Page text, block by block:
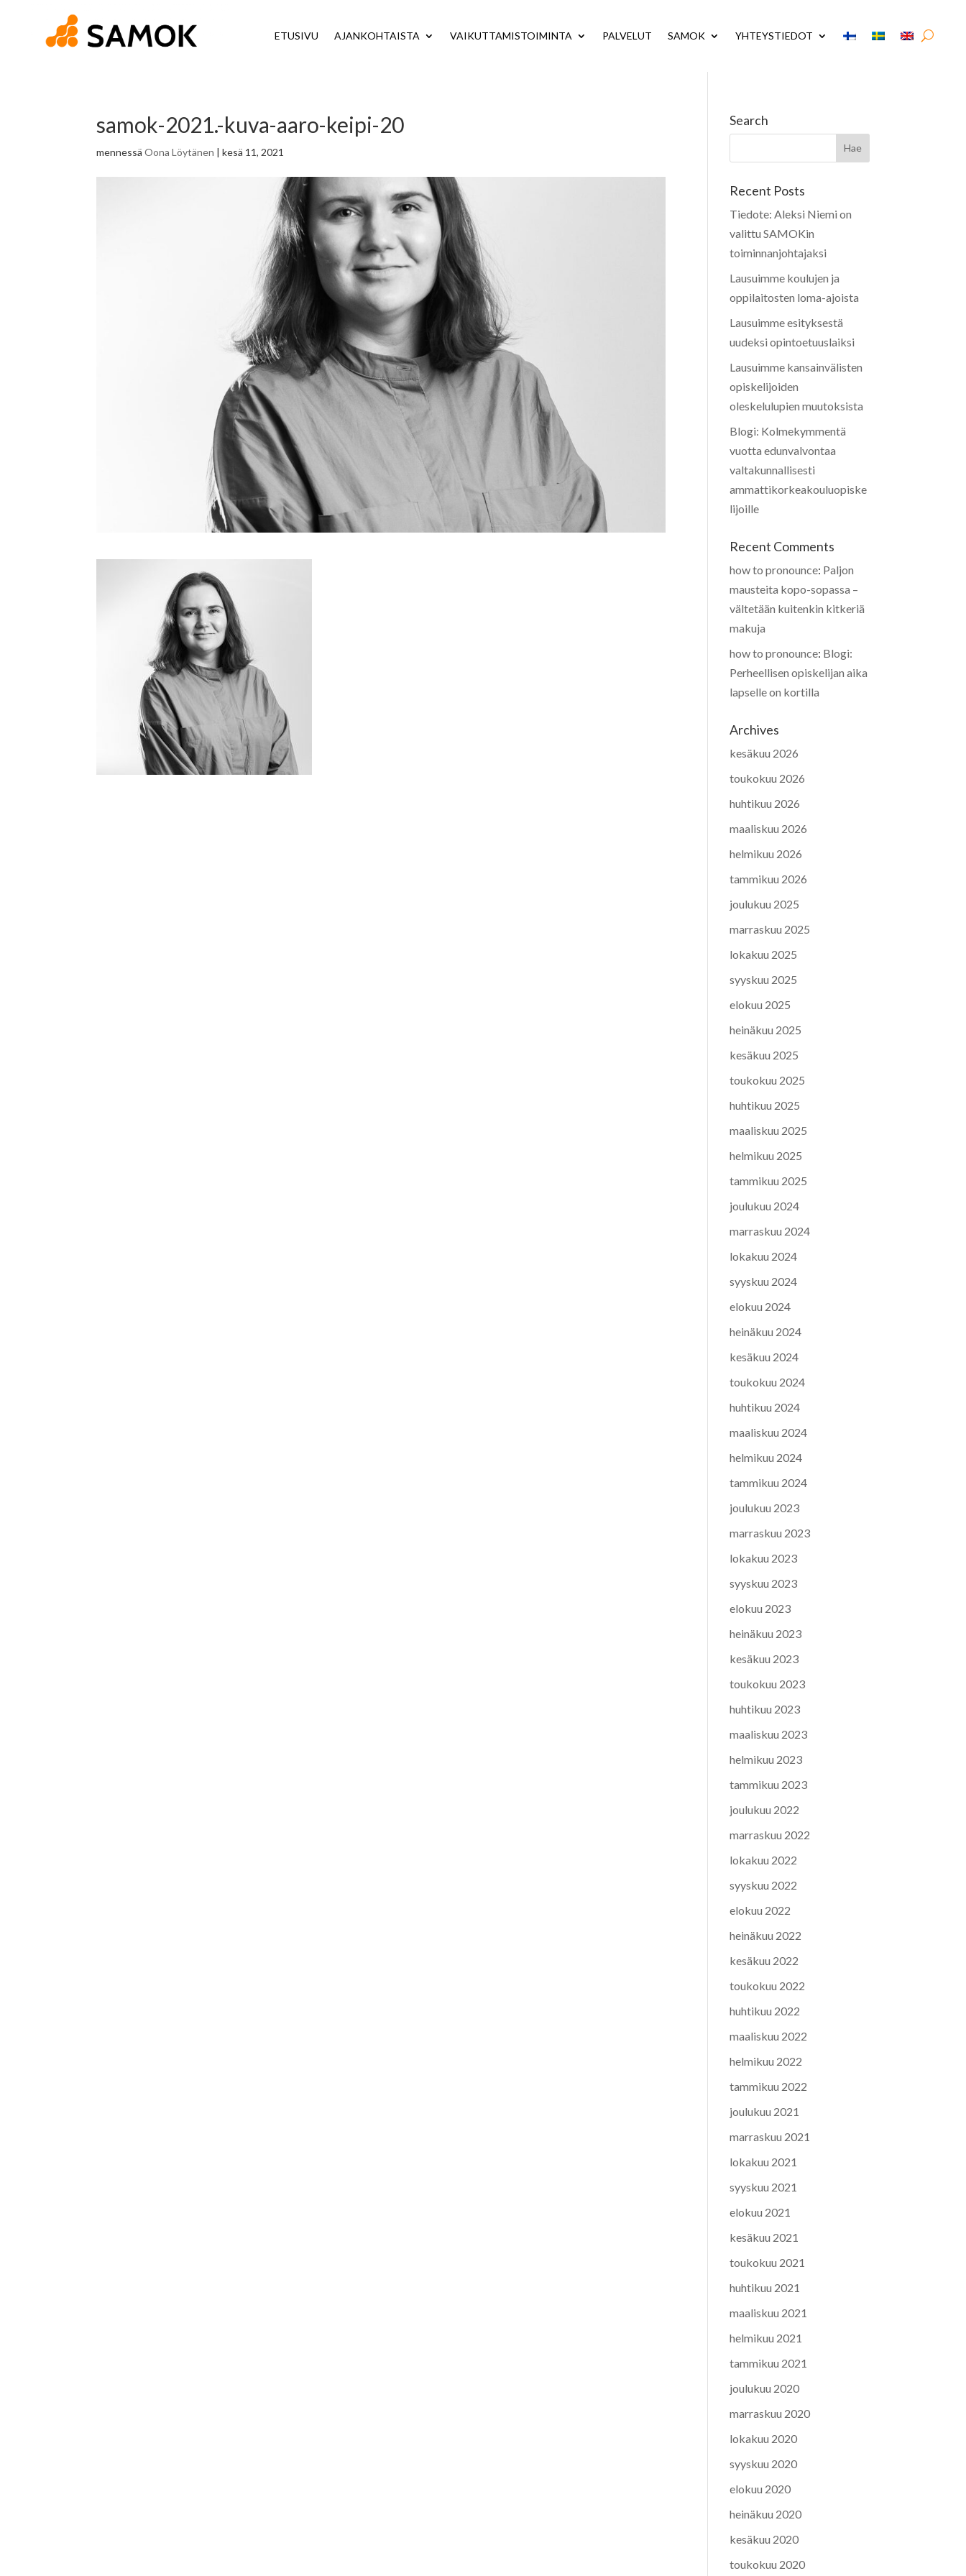
ETUSIVU AJANKOHTAISTA VAIKUTTAMISTOIMINTA PALVELUT SAMOK YHTEYSTIEDOT
samok-2021.-kuva-aaro-keipi-20
mennessäOona Löytänen |kesä 11, 2021
Search
Recent Posts
Tiedote: Aleksi Niemi on
valittu SAMOKin
toiminnanjohtajaksi
Lausuimme koulujen ja
oppilaitosten loma-ajoista
Lausuimme esityksestä
uudeksi opintoetuuslaiksi
Lausuimme kansainvälisten
opiskelijoiden
oleskelulupien muutoksista
Blogi: Kolmekymmentä
vuotta edunvalvontaa
valtakunnallisesti
ammattikorkeakouluopiske
lijoille
Recent Comments
how to pronounce: Paljon
mausteita kopo-sopassa –
vältetään kuitenkin kitkeriä
makuja
how to pronounce: Blogi:
Perheellisen opiskelijan aika
lapselle on kortilla
Archives
kesäkuu 2026
toukokuu 2026
huhtikuu 2026
maaliskuu 2026
helmikuu 2026
tammikuu 2026
joulukuu 2025
marraskuu 2025
lokakuu 2025
syyskuu 2025
elokuu 2025
heinäkuu 2025
kesäkuu 2025
toukokuu 2025
huhtikuu 2025
maaliskuu 2025
helmikuu 2025
tammikuu 2025
joulukuu 2024
marraskuu 2024
lokakuu 2024
syyskuu 2024
elokuu 2024
heinäkuu 2024
kesäkuu 2024
toukokuu 2024
huhtikuu 2024
maaliskuu 2024
helmikuu 2024
tammikuu 2024
joulukuu 2023
marraskuu 2023
lokakuu 2023
syyskuu 2023
elokuu 2023
heinäkuu 2023
kesäkuu 2023
toukokuu 2023
huhtikuu 2023
maaliskuu 2023
helmikuu 2023
tammikuu 2023
joulukuu 2022
marraskuu 2022
lokakuu 2022
syyskuu 2022
elokuu 2022
heinäkuu 2022
kesäkuu 2022
toukokuu 2022
huhtikuu 2022
maaliskuu 2022
helmikuu 2022
tammikuu 2022
joulukuu 2021
marraskuu 2021
lokakuu 2021
syyskuu 2021
elokuu 2021
kesäkuu 2021
toukokuu 2021
huhtikuu 2021
maaliskuu 2021
helmikuu 2021
tammikuu 2021
joulukuu 2020
marraskuu 2020
lokakuu 2020
syyskuu 2020
elokuu 2020
heinäkuu 2020
kesäkuu 2020
toukokuu 2020